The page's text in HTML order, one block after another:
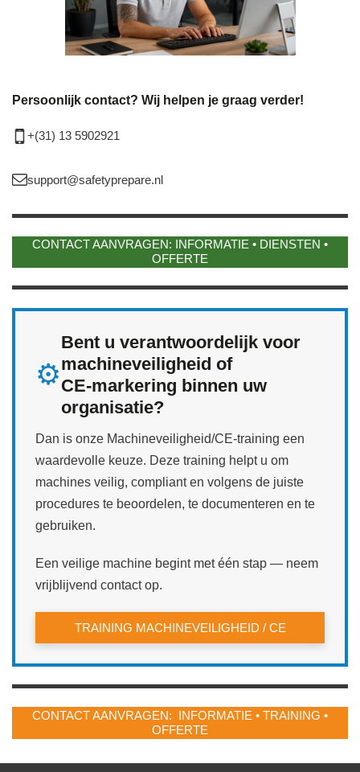
Persoonlijk contact? Wij helpen je graag verder!
+(31) 13 5902921
support@safetyprepare.nl
CONTACT AANVRAGEN: INFORMATIE • DIENSTEN •
OFFERTE
⚙️
Bent u verantwoordelijk voor
machineveiligheid of
CE‑markering binnen uw
organisatie?
Dan is onze Machineveiligheid/CE‑training een
waardevolle keuze. Deze training helpt u om
machines veilig, compliant en volgens de juiste
procedures te beoordelen, te documenteren en te
gebruiken.
Een veilige machine begint met één stap — neem
vrijblijvend contact op.
TRAINING MACHINEVEILIGHEID / CE
CONTACT AANVRAGEN: INFORMATIE • TRAINING •
OFFERTE